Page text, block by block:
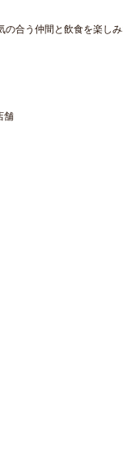
合う仲間と飲食を楽し
舗